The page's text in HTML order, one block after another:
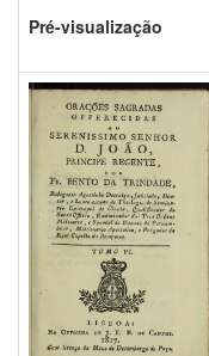
Pré-visualização